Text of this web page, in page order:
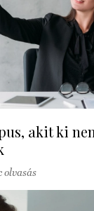
akit ki
olvasás